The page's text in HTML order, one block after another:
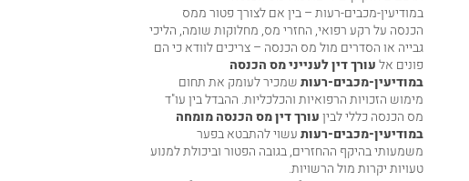
במודיעין-מכבים-רעות – בין אם לצורך פטור ממס
הכנסה על רקע רפואי, החזרי מס, מחלוקות שומה, הליכי
גבייה או הסדרים מול מס הכנסה – צריכים לוודא כי הם
פונים אלעורך דין לענייני מס הכנסה
במודיעין-מכבים-רעותשמכיר לעומק את תחום
מימוש הזכויות הרפואיות והכלכליות. ההבדל בין עו"ד
מס הכנסה כללי לביןעורך דין מס הכנסה מומחה
במודיעין-מכבים-רעותעשוי להתבטא בפער
משמעותי בהיקף ההחזרים, בגובה הפטור וביכולת למנוע
טעויות יקרות מול הרשויות.